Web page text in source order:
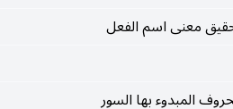
معنى اسم الفعل
المبدوء بها السور